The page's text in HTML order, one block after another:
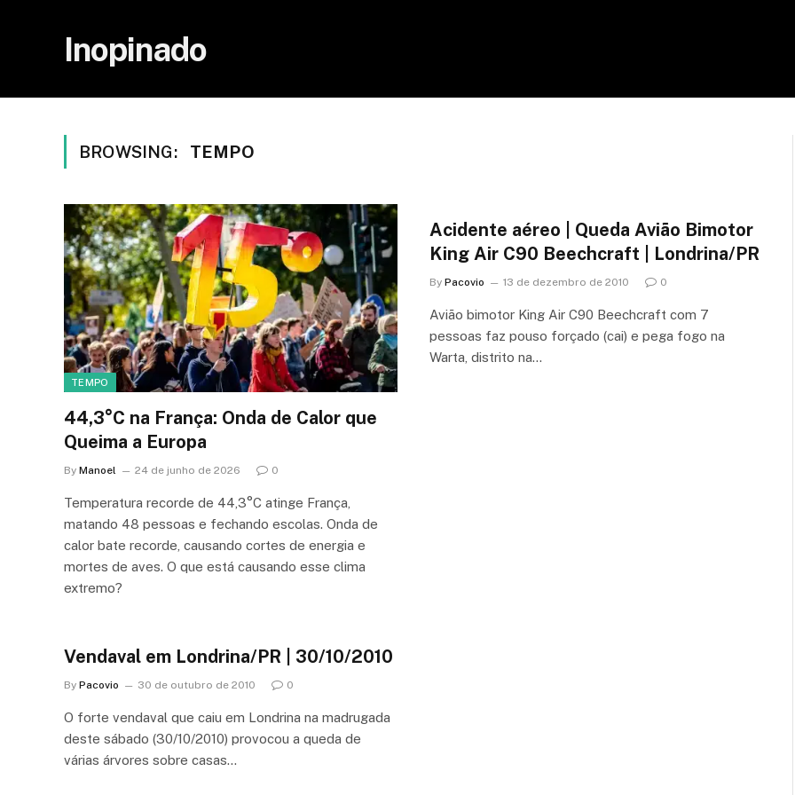
Inopinado
BROWSING: TEMPO
TEMPO
44,3°C na França: Onda de Calor que
Queima a Europa
By Manoel 24 de junho de 2026 0
Temperatura recorde de 44,3°C atinge França,
matando 48 pessoas e fechando escolas. Onda de
calor bate recorde, causando cortes de energia e
mortes de aves. O que está causando esse clima
extremo?
Acidente aéreo | Queda Avião Bimotor
King Air C90 Beechcraft | Londrina/PR
By Pacovio 13 de dezembro de 2010 0
Avião bimotor King Air C90 Beechcraft com 7
pessoas faz pouso forçado (cai) e pega fogo na
Warta, distrito na…
Vendaval em Londrina/PR | 30/10/2010
By Pacovio 30 de outubro de 2010 0
O forte vendaval que caiu em Londrina na madrugada
deste sábado (30/10/2010) provocou a queda de
várias árvores sobre casas…